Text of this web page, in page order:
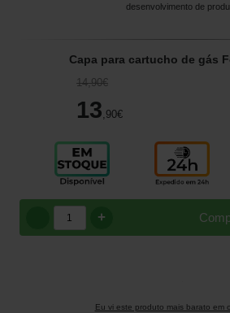
desenvolvimento de
Capa para cartucho de gás
14,90€
13 ,90€
+
Eu vi este produto mais barato em